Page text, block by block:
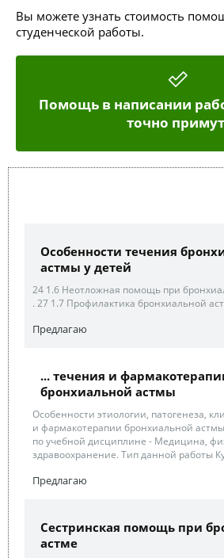
Вы можете узнать стоимость
студенческой работы.
Помощь в написании
точно
Особенности течения
астмы у детей
24 1.6 Неотложная помощь при
. 27 1.7 Профилактика бронхиальной
Предлагаю
... течения и
бронхиальной астмы
Особенности этиологии, патогенеза,
и фармакотерапии бронхиальной астмы
по учебной дисциплине - Медицина,
здравоохранение. Тип данной работы
Предлагаю
Сестринская помощь при
астме